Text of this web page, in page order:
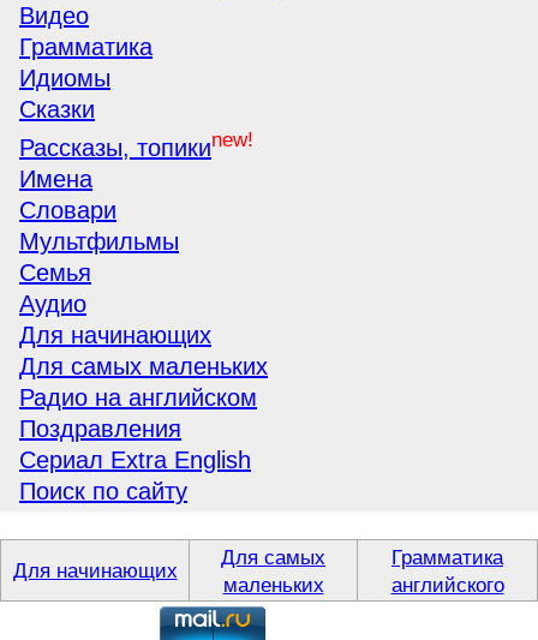
Видео
Грамматика
Идиомы
Сказки
Рассказы, топикиnew!
Имена
Словари
Мультфильмы
Семья
Аудио
Для начинающих
Для самых маленьких
Радио на английском
Поздравления
Сериал Extra English
Поиск по сайту
Для начинающих
Для самых
маленьких
Грамматика
английского